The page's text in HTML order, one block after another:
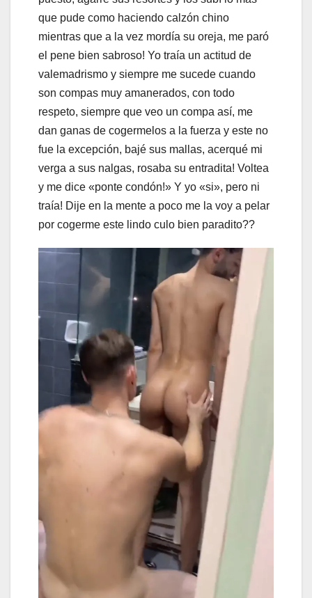
que pude como haciendo calzón chino
mientras que a la vez mordía su oreja, me paró
el pene bien sabroso! Yo traía un actitud de
valemadrismo y siempre me sucede cuando
son compas muy amanerados, con todo
respeto, siempre que veo un compa así, me
dan ganas de cogermelos a la fuerza y este no
fue la excepción, bajé sus mallas, acerqué mi
verga a sus nalgas, rosaba su entradita! Voltea
y me dice «ponte condón!» Y yo «si», pero ni
traía! Dije en la mente a poco me la voy a pelar
por cogerme este lindo culo bien paradito??